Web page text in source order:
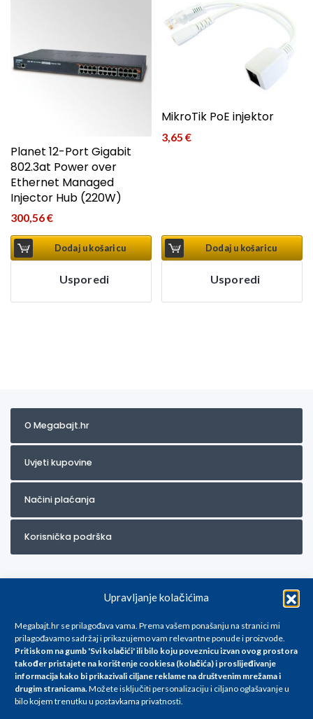
Upravljanje kolačićima
Megabajt.hr se prilagođava vama. Prema vašem ponašanju na stranici mi
prilagođavamo sadržaj i prikazujemo vam relevantne ponude i proizvode.
Pritiskom na gumb 'Svi kolačići' ili bilo koju poveznicu izvan ovog prostora
također pristajete na korištenje cookiesa (kolačića) i proslijeđivanje
informacija kako bi prikazivali ciljane reklame na društvenim mrežama i
drugim stranicama.Možete isključiti personalizaciju i ciljano oglašavanje u
bilo kojem trenutku u postavkama privatnosti.
Planet 12-Port Gigabit
802.3at Power over
Ethernet Managed
Injector Hub (220W)
300,56€
Dodaj u košaricu
Usporedi
MikroTik PoE injektor
3,65€
Dodaj u košaricu
Usporedi
O Megabajt.hr
Uvjeti kupovine
Načini plaćanja
Korisnička podrška
Za artikle kojih trenutno nema u ponudi obratite nam se na
info@megabajt.hr. Sve cijene su informativnog karaktera i podložne su
promjenama, a
iskazane su za avansno plaćanje(gotovina) u Eurima i uključuju PDV. Sve